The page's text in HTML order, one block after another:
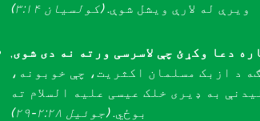
ویرې له لارې ویشل شوې.(کولسیان ۳:۱۴)
دعا وکړئ چې لاسرسی ورته نه دی شوی,
د ازبک مسلمان اکثریت، چې خوبونه،
به ډیری خلک عیسی علیه السلام ته
بوځي.(جوئیل ۲:۲۸-۲۹)